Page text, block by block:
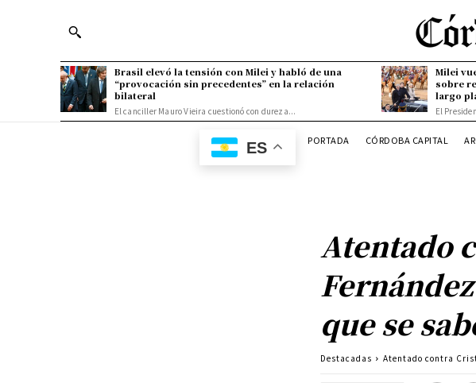
Brasil elevó la tensión con Milei y habló de una
“provocación sin precedentes” en la relación
bilateral
El canciller Mauro Vieira cuestionó con dureza...
Milei
sobre
largo
El
ES PORTADA CÓRDOBA CAPITAL
Atentado
que se
Destacadas Atentado contra